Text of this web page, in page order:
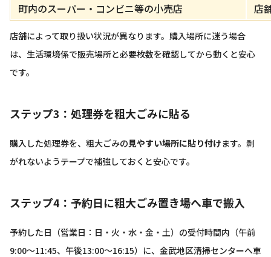
町内のスーパー・コンビニ等の小売店
店
店舗によって取り扱い状況が異なります。購入場所に迷う場合
は、生活環境係で販売場所と必要枚数を確認してから動くと安心
です。
ステップ3：処理券を粗大ごみに貼る
購入した処理券を、粗大ごみの見やすい場所に貼り付けます。剥
がれないようテープで補強しておくと安心です。
ステップ4：予約日に粗大ごみ置き場へ車で搬入
予約した日（営業日：日・火・水・金・土）の受付時間内（午前
9:00〜11:45、午後13:00〜16:15）に、金武地区清掃センターへ車